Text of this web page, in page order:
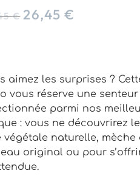
€ 26,45€
aimez les surprises ?
vous réserve une
parmi nos
: vous ne découvrirez
végétale naturelle,
original ou pour